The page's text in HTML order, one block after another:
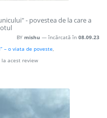
- povestea de la care a
BY mishu — încărcată în 08.09.23
– o viata de poveste,
la acest review